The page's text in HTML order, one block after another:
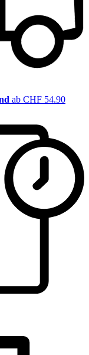
ab CHF 54.90